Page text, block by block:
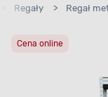
Regały > Regał
Cena online